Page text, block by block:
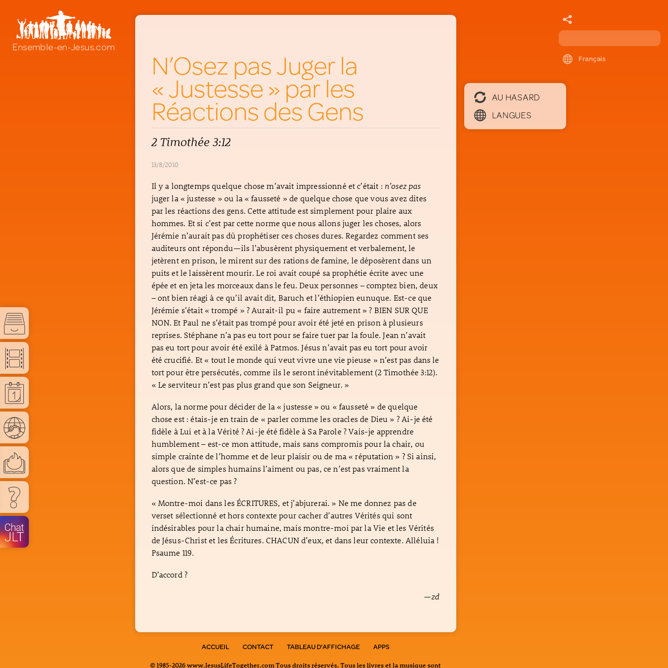
Français
N’Osez pas Juger la
« Justesse » par les
Réactions des Gens
2 Timothée 3:12
13/8/2010
Il y a longtemps quelque chose m’avait impressionné et c’était : n’osez pas
juger la « justesse » ou la « fausseté » de quelque chose que vous avez dites
par les réactions des gens. Cette attitude est simplement pour plaire aux
hommes. Et si c’est par cette norme que nous allons juger les choses, alors
Jérémie n’aurait pas dû prophétiser ces choses dures. Regardez comment ses
auditeurs ont répondu—ils l’abusèrent physiquement et verbalement, le
jetèrent en prison, le mirent sur des rations de famine, le déposèrent dans un
puits et le laissèrent mourir. Le roi avait coupé sa prophétie écrite avec une
épée et en jeta les morceaux dans le feu. Deux personnes – comptez bien, deux
– ont bien réagi à ce qu’il avait dit, Baruch et l’éthiopien eunuque. Est-ce que
Jérémie s’était « trompé » ? Aurait-il pu « faire autrement » ? BIEN SUR QUE
NON. Et Paul ne s’était pas trompé pour avoir été jeté en prison à plusieurs
reprises. Stéphane n’a pas eu tort pour se faire tuer par la foule. Jean n’avait
pas eu tort pour avoir été exilé à Patmos. Jésus n’avait pas eu tort pour avoir
été crucifié. Et « tout le monde qui veut vivre une vie pieuse » n’est pas dans le
tort pour être persécutés, comme ils le seront inévitablement (2 Timothée 3:12).
« Le serviteur n’est pas plus grand que son Seigneur. »
Alors, la norme pour décider de la « justesse » ou « fausseté » de quelque
chose est : étais-je en train de « parler comme les oracles de Dieu » ? Ai-je été
fidèle à Lui et à la Vérité ? Ai-je été fidèle à Sa Parole ? Vais-je apprendre
humblement – est-ce mon attitude, mais sans compromis pour la chair, ou
simple crainte de l’homme et de leur plaisir ou de ma « réputation » ? Si ainsi,
alors que de simples humains l’aiment ou pas, ce n’est pas vraiment la
question. N’est-ce pas ?
« Montre-moi dans les ÉCRITURES, et j’abjurerai. » Ne me donnez pas de
verset sélectionné et hors contexte pour cacher d’autres Vérités qui sont
indésirables pour la chair humaine, mais montre-moi par la Vie et les Vérités
de Jésus-Christ et les Écritures. CHACUN d’eux, et dans leur contexte. Alléluia !
Psaume 119.
D’accord ?
—zd
AU HASARD
LANGUES
ACCUEIL CONTACT TABLEAU D'AFFICHAGE APPS
© 1985-2026 www.JesusLifeTogether.com Tous droits réservés. Tous les livres et la musique sont
Ensemble-en-Jesus.com